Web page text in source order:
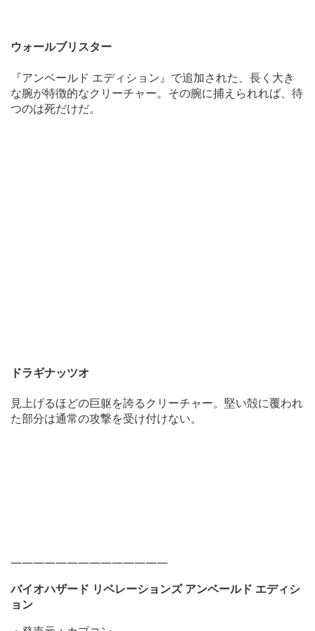
ウォールブリスター
『アンベールド エディション』で追加された、長く大き
な腕が特徴的なクリーチャー。その腕に捕えられれば、待
つのは死だけだ。
ドラギナッツオ
見上げるほどの巨躯を誇るクリーチャー。堅い殻に覆われ
た部分は通常の攻撃を受け付けない。
——————————————
バイオハザード リベレーションズ アンベールド エディシ
ョン